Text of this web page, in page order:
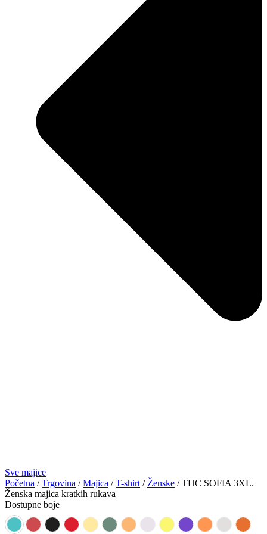
Sve majice
Početna /Trgovina /Majica /T-shirt / Ženske / THC SOFIA 3XL.
Ženska majica kratkih rukava
Dostupne boje